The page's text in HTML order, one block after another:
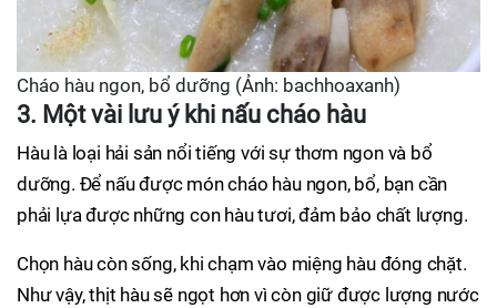
Cháo hàu ngon, bổ dưỡng (Ảnh: bachhoaxanh)
3. Một vài lưu ý khi nấu cháo hàu
Hàu là loại hải sản nổi tiếng với sự thơm ngon và bổ
dưỡng. Để nấu được món cháo hàu ngon, bổ, bạn cần
phải lựa được những con hàu tươi, đảm bảo chất lượng.
Chọn hàu còn sống, khi chạm vào miệng hàu đóng chặt.
Như vậy, thịt hàu sẽ ngọt hơn vì còn giữ được lượng nước